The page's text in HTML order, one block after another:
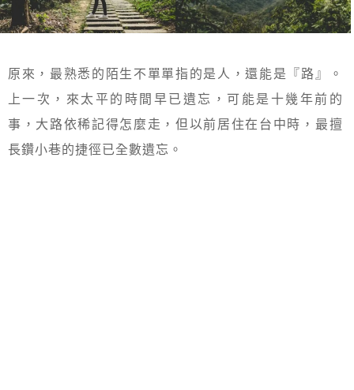
原來，最熟悉的陌生不單單指的是人，還能是『路』。
上一次，來太平的時間早已遺忘，可能是十幾年前的
事，大路依稀記得怎麼走，但以前居住在台中時，最擅
長鑽小巷的捷徑已全數遺忘。